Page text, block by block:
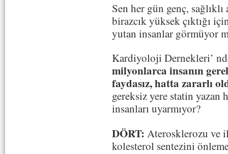
Sen her gün genç,
birazcık yüksek çıktığı
yutan insanlar görmüyor
Kardiyoloji Dernekleri’
milyonlarca insanın
faydasız, hatta zararlı
gereksiz yere statin yazan
insanları uyarmıyor?
DÖRT: Aterosklerozu ve
kolesterol sentezini